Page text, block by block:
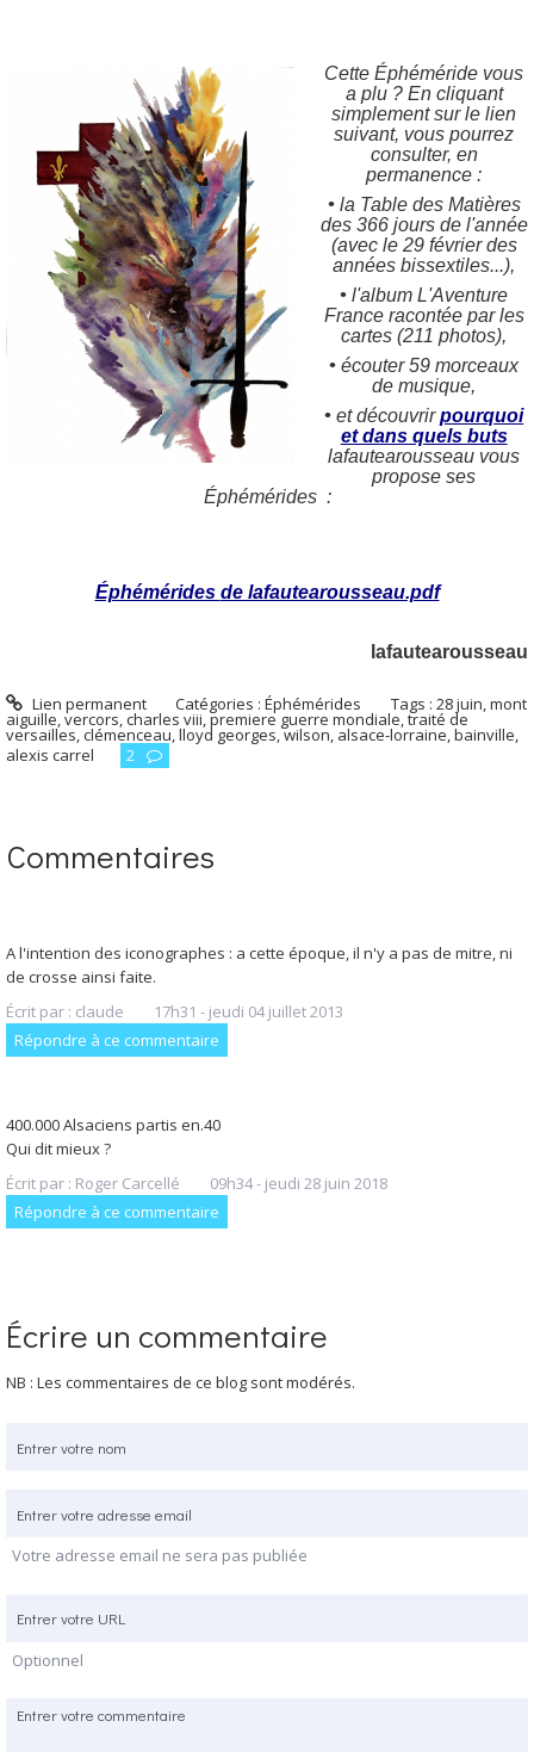
Cette Éphéméride vous
a plu ? En cliquant
simplement sur le lien
suivant, vous pourrez
consulter, en
permanence :
• la Table des Matières
des 366 jours de l'année
(avec le 29 février des
années bissextiles...),
•l'album L'Aventure
France racontée par les
cartes (211 photos),
•écouter 59 morceaux
de musique,
•et découvrirpourquoi
et dans quels buts
lafautearousseau vous
propose ses
Éphémérides :
Éphémérides de lafautearousseau.pdf
lafautearousseau
Lien permanent Catégories :Éphémérides Tags :28 juin,mont
aiguille,vercors,charles viii,premiere guerre mondiale,traité de
versailles,clémenceau,lloyd georges,wilson, alsace-lorraine,bainville,
alexis carrel
2
Commentaires
A l'intention des iconographes : a cette époque, il n'y a pas de mitre, ni
de crosse ainsi faite.
Écrit par : claude 17h31 - jeudi 04 juillet 2013
Répondre à ce commentaire
400.000 Alsaciens partis en.40
Qui dit mieux ?
Écrit par : Roger Carcellé 09h34- jeudi 28 juin 2018
Répondre à ce commentaire
Écrire un commentaire
NB : Les commentaires de ce blog sont modérés.
Votre adresse email ne sera pas publiée
Optionnel